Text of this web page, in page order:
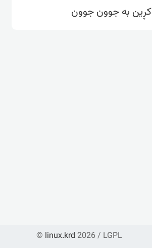
کڕین بە جوون جوون
© linux.krd 2026 / LGPL